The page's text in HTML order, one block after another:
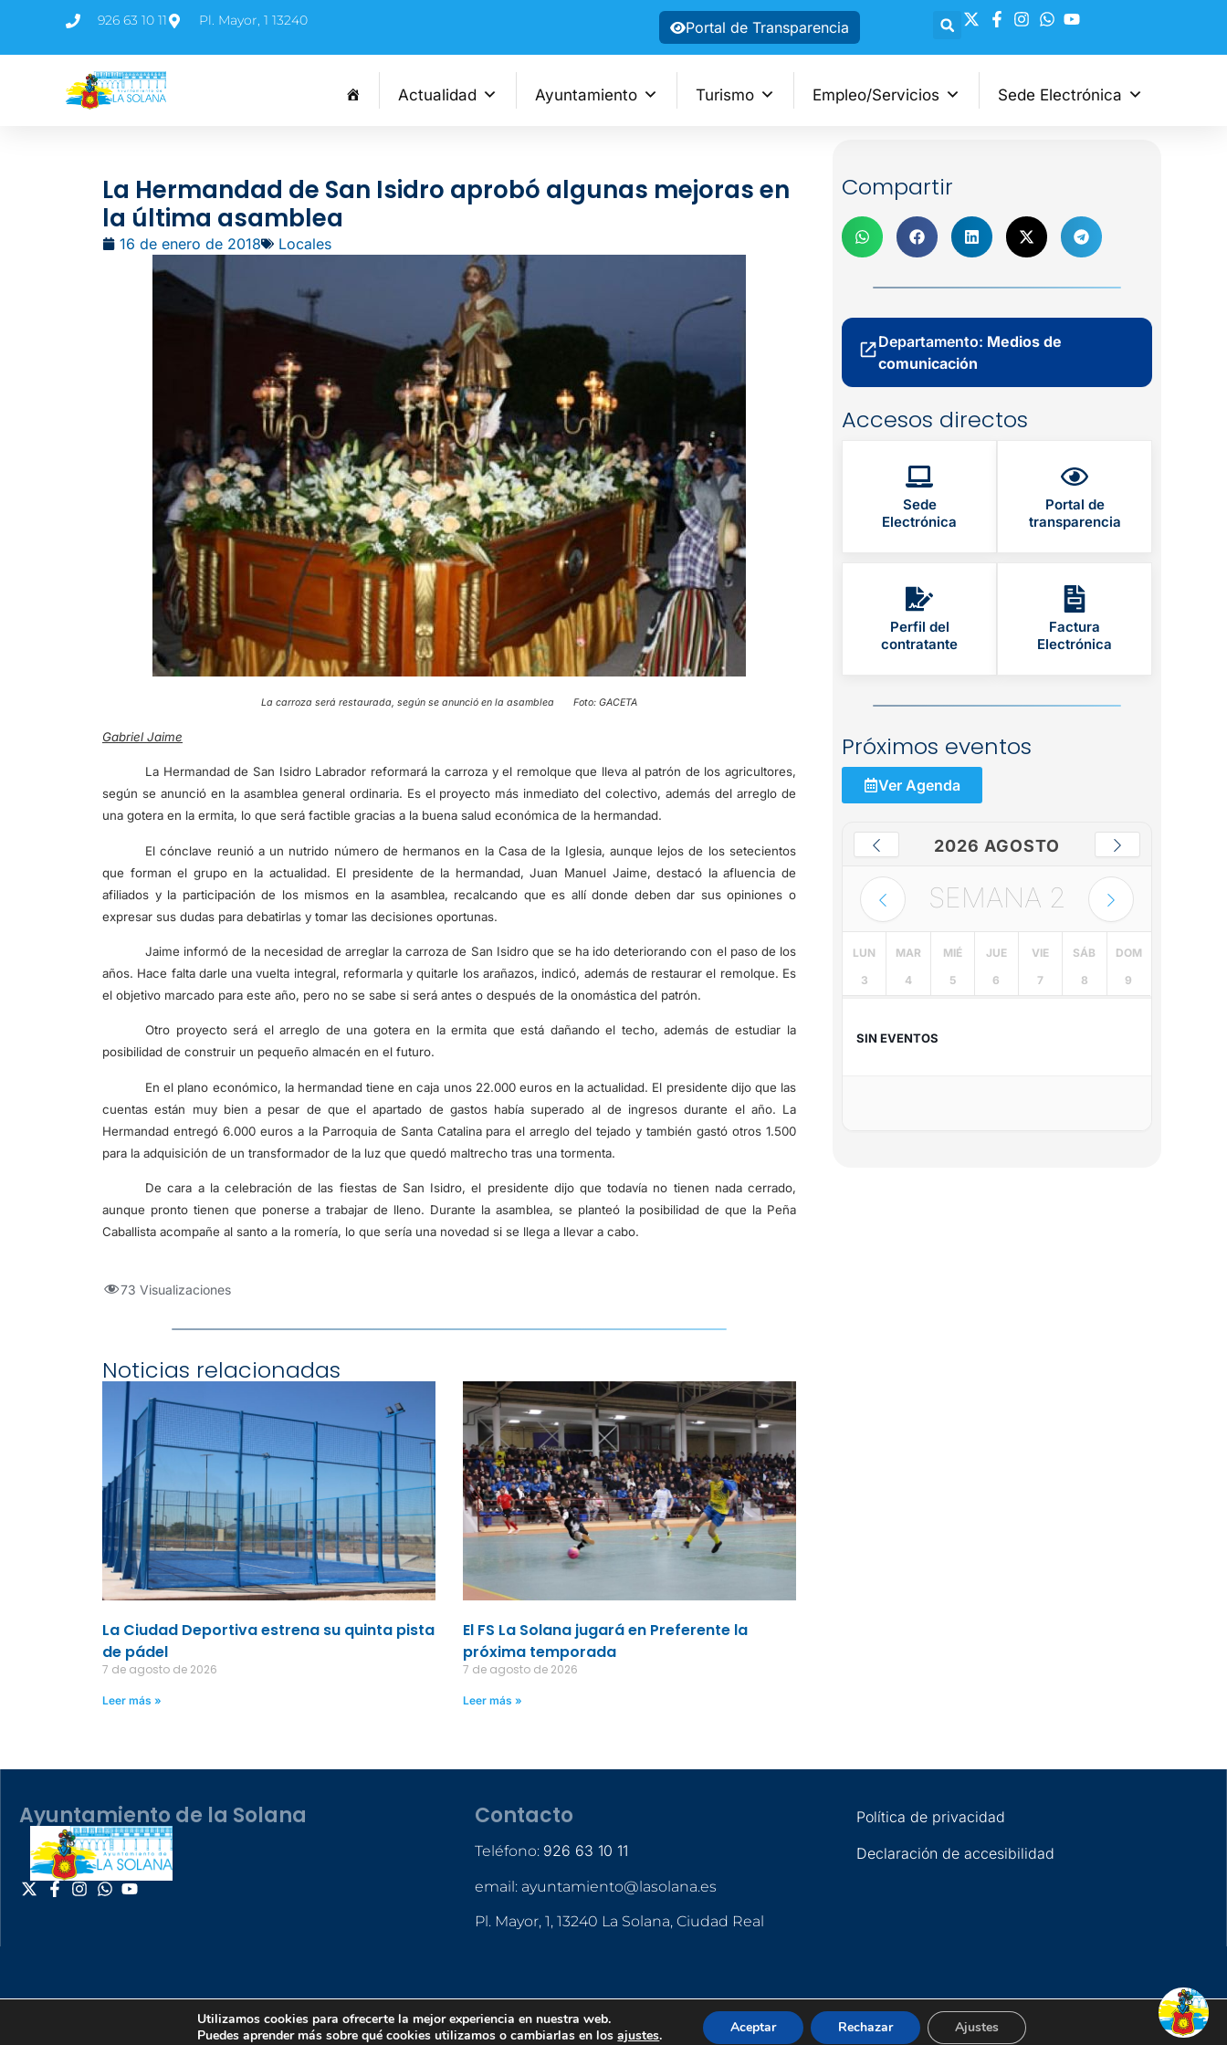
926 63 10 11 Pl. Mayor, 1 13240 Portal de Transparencia
Actualidad Ayuntamiento Turismo Empleo/Servicios Sede Electrónica
La Hermandad de San Isidro aprobó algunas mejoras en
la última asamblea
16 de enero de 2018 Locales
La carroza será restaurada, según se anunció en la asamblea Foto: GACETA
Gabriel Jaime
La Hermandad de San Isidro Labrador reformará la carroza y el remolque que lleva al patrón de los agricultores,
según se anunció en la asamblea general ordinaria. Es el proyecto más inmediato del colectivo, además del arreglo de
una gotera en la ermita, lo que será factible gracias a la buena salud económica de la hermandad.
El cónclave reunió a un nutrido número de hermanos en la Casa de la Iglesia, aunque lejos de los setecientos
que forman el grupo en la actualidad. El presidente de la hermandad, Juan Manuel Jaime, destacó la afluencia de
afiliados y la participación de los mismos en la asamblea, recalcando que es allí donde deben dar sus opiniones o
expresar sus dudas para debatirlas y tomar las decisiones oportunas.
Jaime informó de la necesidad de arreglar la carroza de San Isidro que se ha ido deteriorando con el paso de los
años. Hace falta darle una vuelta integral, reformarla y quitarle los arañazos, indicó, además de restaurar el remolque. Es
el objetivo marcado para este año, pero no se sabe si será antes o después de la onomástica del patrón.
Otro proyecto será el arreglo de una gotera en la ermita que está dañando el techo, además de estudiar la
posibilidad de construir un pequeño almacén en el futuro.
En el plano económico, la hermandad tiene en caja unos 22.000 euros en la actualidad. El presidente dijo que las
cuentas están muy bien a pesar de que el apartado de gastos había superado al de ingresos durante el año. La
Hermandad entregó 6.000 euros a la Parroquia de Santa Catalina para el arreglo del tejado y también gastó otros 1.500
para la adquisición de un transformador de la luz que quedó maltrecho tras una tormenta.
De cara a la celebración de las fiestas de San Isidro, el presidente dijo que todavía no tienen nada cerrado,
aunque pronto tienen que ponerse a trabajar de lleno. Durante la asamblea, se planteó la posibilidad de que la Peña
Caballista acompañe al santo a la romería, lo que sería una novedad si se llega a llevar a cabo.
73 Visualizaciones
Noticias relacionadas
La Ciudad Deportiva estrena su quinta pista
de pádel
7 de agosto de 2026
Leer más »
El FS La Solana jugará en Preferente la
próxima temporada
7 de agosto de 2026
Leer más »
Compartir
Departamento: Medios de
comunicación
Accesos directos
Sede
Electrónica
Portal de
transparencia
Perfil del
contratante
Factura
Electrónica
Próximos eventos
Ver Agenda
2026 AGOSTO
SEMANA 2
LUN
3
MAR
4
MIÉ
5
JUE
6
VIE
7
SÁB
8
DOM
9
SIN EVENTOS
Ayuntamiento de la Solana Contacto
Teléfono: 926 63 10 11
email: ayuntamiento@lasolana.es
Pl. Mayor, 1, 13240 La Solana, Ciudad Real
Política de privacidad
Declaración de accesibilidad
Utilizamos cookies para ofrecerte la mejor experiencia en nuestra web.
Puedes aprender más sobre qué cookies utilizamos o cambiarlas en losajustes. Aceptar Rechazar Ajustes